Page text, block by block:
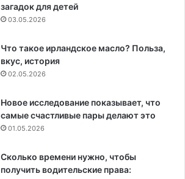
загадок для детей
03.05.2026
Что такое ирландское масло? Польза,
вкус, история
02.05.2026
Новое исследование показывает, что
самые счастливые пары делают это
01.05.2026
Сколько времени нужно, чтобы
получить водительские права: